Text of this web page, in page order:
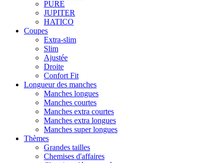
PURE
JUPITER
HATICO
Coupes
Extra-slim
Slim
Ajustée
Droite
Confort Fit
Longueur des manches
Manches longues
Manches courtes
Manches extra courtes
Manches extra longues
Manches super longues
Thèmes
Grandes tailles
Chemises d'affaires